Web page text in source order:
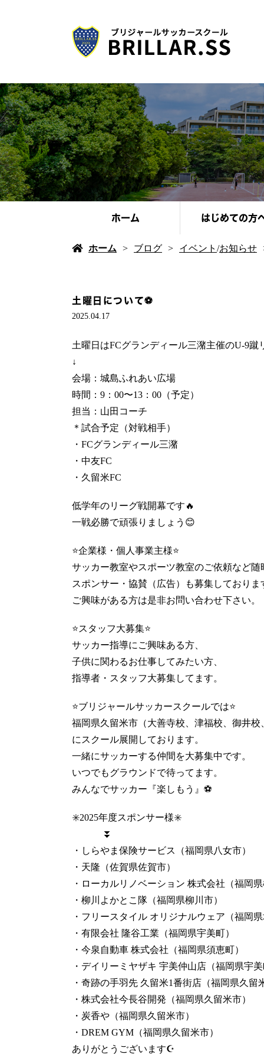
ホーム はじめての方
ホーム ブログ イベント /お知らせ
土曜日について⚽️
2025.04.17
土曜日はFCグランディール三潴主催のU-9蹴
↓
会場：城島ふれあい広場
時間：9：00〜13：00（予定）
担当：山田コーチ
＊試合予定（対戦相手）
・FCグランディール三潴
・中友FC
・久留米FC
低学年のリーグ戦開幕です🔥
一戦必勝で頑張りましょう😊
⭐️企業様・個人事業主様⭐️
サッカー教室やスポーツ教室のご依頼など
スポンサー・協賛（広告）も募集しておりま
ご興味がある方は是非お問い合わせ下さい。
⭐️スタッフ大募集⭐️
サッカー指導にご興味ある方、
子供に関わるお仕事してみたい方、
指導者・スタッフ大募集してます。
⭐️ブリジャールサッカースクールでは⭐️
福岡県久留米市（大善寺校、津福校、御井
にスクール展開しております。
一緒にサッカーする仲間を大募集中です。
いつでもグラウンドで待ってます。
みんなでサッカー『楽しもう』⚽️
✳️2025年度スポンサー様✳️
⏬
・しらやま保険サービス（福岡県八女市）
・天隆（佐賀県佐賀市）
・ローカルリノベーション 株式会社（福岡
・柳川よかとこ隊（福岡県柳川市）
・フリースタイル オリジナルウェア（福岡
・有限会社 隆谷工業（福岡県宇美町）
・今泉自動車 株式会社（福岡県須恵町）
・デイリーミヤザキ 宇美仲山店（福岡県宇
・奇跡の手羽先 久留米1番街店（福岡県久留
・株式会社今長谷開発（福岡県久留米市）
・炭香や（福岡県久留米市）
・DREM GYM（福岡県久留米市）
ありがとうございます☪️